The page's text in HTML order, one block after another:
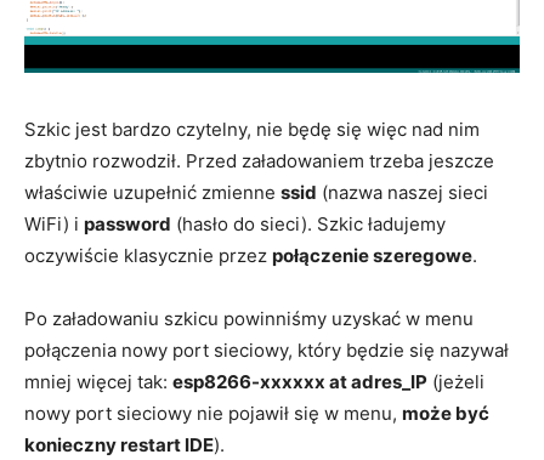
Szkic jest bardzo czytelny, nie będę się więc nad nim
zbytnio rozwodził. Przed załadowaniem trzeba jeszcze
właściwie uzupełnić zmienne ssid (nazwa naszej sieci
WiFi) i password (hasło do sieci). Szkic ładujemy
oczywiście klasycznie przez połączenie szeregowe.
Po załadowaniu szkicu powinniśmy uzyskać w menu
połączenia nowy port sieciowy, który będzie się nazywał
mniej więcej tak: esp8266-xxxxxx at adres_IP (jeżeli
nowy port sieciowy nie pojawił się w menu, może być
konieczny restart IDE).